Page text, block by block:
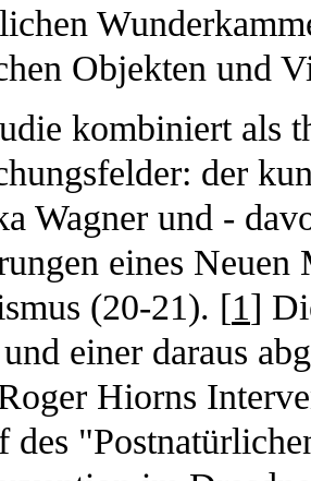
Objekten und
kombiniert als
der
Wagner und -
eines
(20-21). [1]
einer daraus
Hiorns
des